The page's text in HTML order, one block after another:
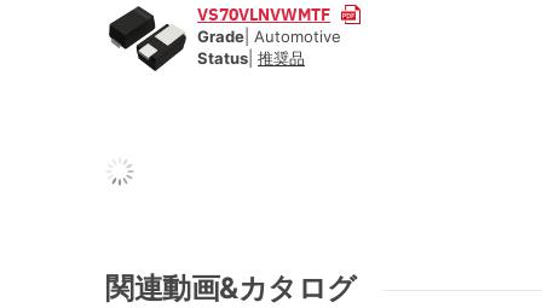
VS70VLNVWMTF
Grade | Automotive
Status 推奨品
関連動画&カタログ